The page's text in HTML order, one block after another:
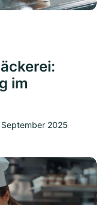
im
2025